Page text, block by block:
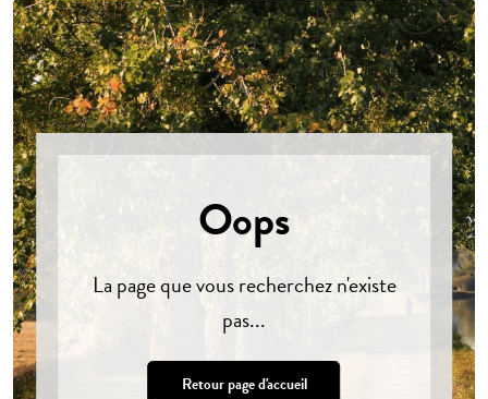
Oops
La page que vous recherchez n'existe
pas...
Retour page d'accueil